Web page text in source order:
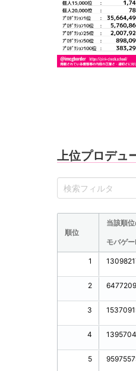
上位プロデュ
順位
当該順
モバゲー
1
2
3
4
5